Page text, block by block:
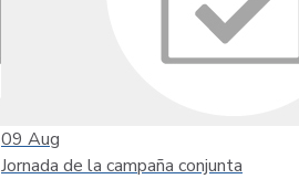
09 Aug
Jornada de la campaña conjunta